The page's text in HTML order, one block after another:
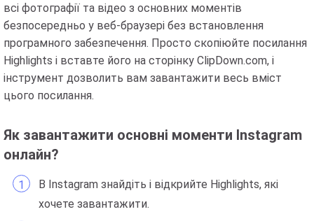
всі фотографії та відео з основних моментів
безпосередньо у веб-браузері без встановлення
програмного забезпечення. Просто скопіюйте посилання
Highlights і вставте його на сторінку ClipDown.com, і
інструмент дозволить вам завантажити весь вміст
цього посилання.
Як завантажити основні моменти Instagram
онлайн?
В Instagram знайдіть і відкрийте Highlights, які
хочете завантажити.